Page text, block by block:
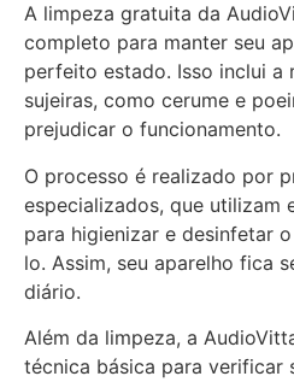
A limpeza gratuita da
completo para manter seu
perfeito estado. Isso inclui a
sujeiras, como cerume e
prejudicar o funcionamento.
O processo é realizado por
especializados, que utilizam
para higienizar e desinfetar
lo. Assim, seu aparelho fica
diário.
Além da limpeza, a
técnica básica para verificar